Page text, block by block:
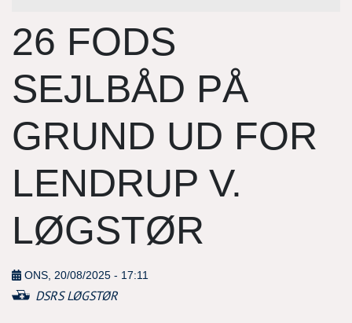
26 FODS
SEJLBÅD PÅ
GRUND UD FOR
LENDRUP V.
LØGSTØR
ONS, 20/08/2025 - 17:11
DSRS LØGSTØR